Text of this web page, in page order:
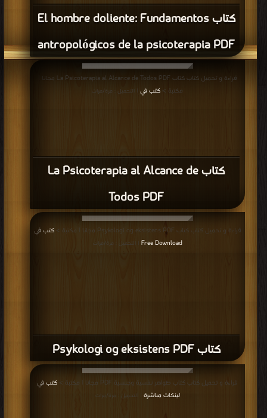
كتاب El hombre doliente: Fundamentos
antropológicos de la psicoterapia PDF
كتاب La Psicoterapia al Alcance de
Todos PDF
قراءة و تحميل كتاب كتاب La Psicoterapia al Alcance de Todos PDF مجانا |
مكتبة > كتب في | التحميل : مرة/مرات
كتاب Psykologi og eksistens PDF
قراءة و تحميل كتاب كتاب Psykologi og eksistens PDF مجانا | مكتبة >
كتب في
Free Download | التحميل : مرة/مرات
قراءة و تحميل كتاب كتاب ظواهر نفسية وجنسية PDF مجانا | مكتبة >
كتب في
لينكات مباشرة
| التحميل : مرة/مرات